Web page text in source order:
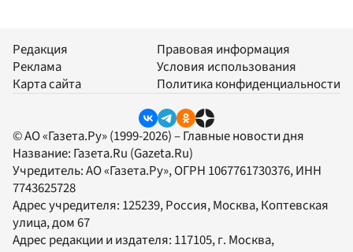
Редакция
Реклама
Карта сайта
Правовая информация
Условия использования
Политика конфиденциальности
© АО «Газета.Ру» (1999-2026) – Главные новости дня
Название: Газета.Ru (Gazeta.Ru)
Учредитель:АО «Газета.Ру», ОГРН 1067761730376, ИНН
7743625728
Адрес учредителя: 125239, Россия, Москва, Коптевская
улица, дом 67
Адрес редакции и издателя: 117105, г. Москва,